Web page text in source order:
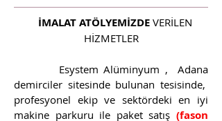
İMALAT ATÖLYEMİZDE VERİLEN
HİZMETLER
Esystem Alüminyum , Adana
demirciler sitesinde bulunan tesisinde,
profesyonel ekip ve sektördeki en iyi
makine parkuru ile paket satış (fason